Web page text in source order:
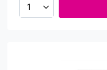
Ilość produktów